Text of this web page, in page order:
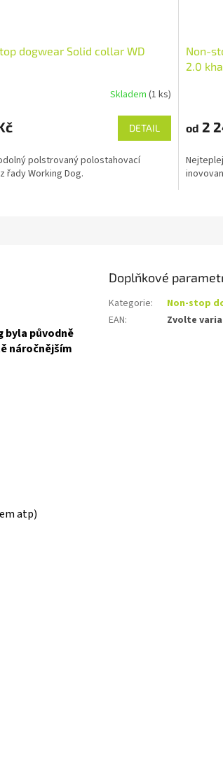
dogwear Solid collar WD
Skladem (1 ks)
DETAIL
polstrovaný polostahovací
řady Working Dog.
Non-
2.0
od 2
byla původně
náročnějším
atp)
Doplňkové
Kategorie:
Non-stop
EAN: Zvolte